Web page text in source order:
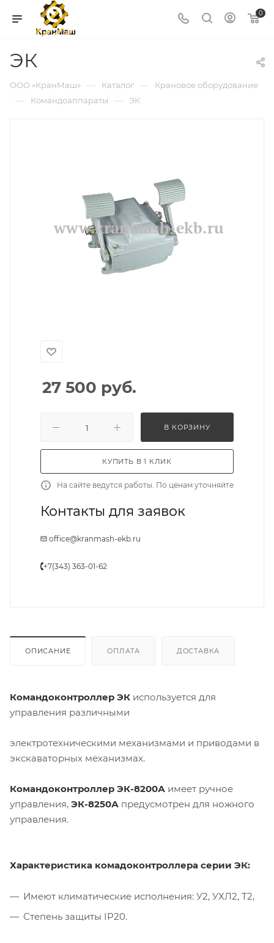
0
ЭК
ООО «КранМаш» — Каталог — Крановое оборудование
— Командоаппараты — ЭК
27 500 руб.
В КОРЗИНУ
КУПИТЬ В 1 КЛИК
На сайте ведутся работы. По ценам уточняйте
Контакты для заявок
office@kranmash-ekb.ru
+7(343) 363-01-62
ОПИСАНИЕ ОПЛАТА ДОСТАВКА
Командоконтроллер ЭК используется для
управления различными
электротехническими механизмами и приводами в
экскаваторных механизмах.
Командоконтроллер ЭК-8200А имеет ручное
управления, ЭК-8250А предусмотрен для ножного
управления.
Характеристика комадоконтроллера серии ЭК:
Имеют климатические исполнения: У2, УХЛ2, Т2,
Степень защиты IP20.